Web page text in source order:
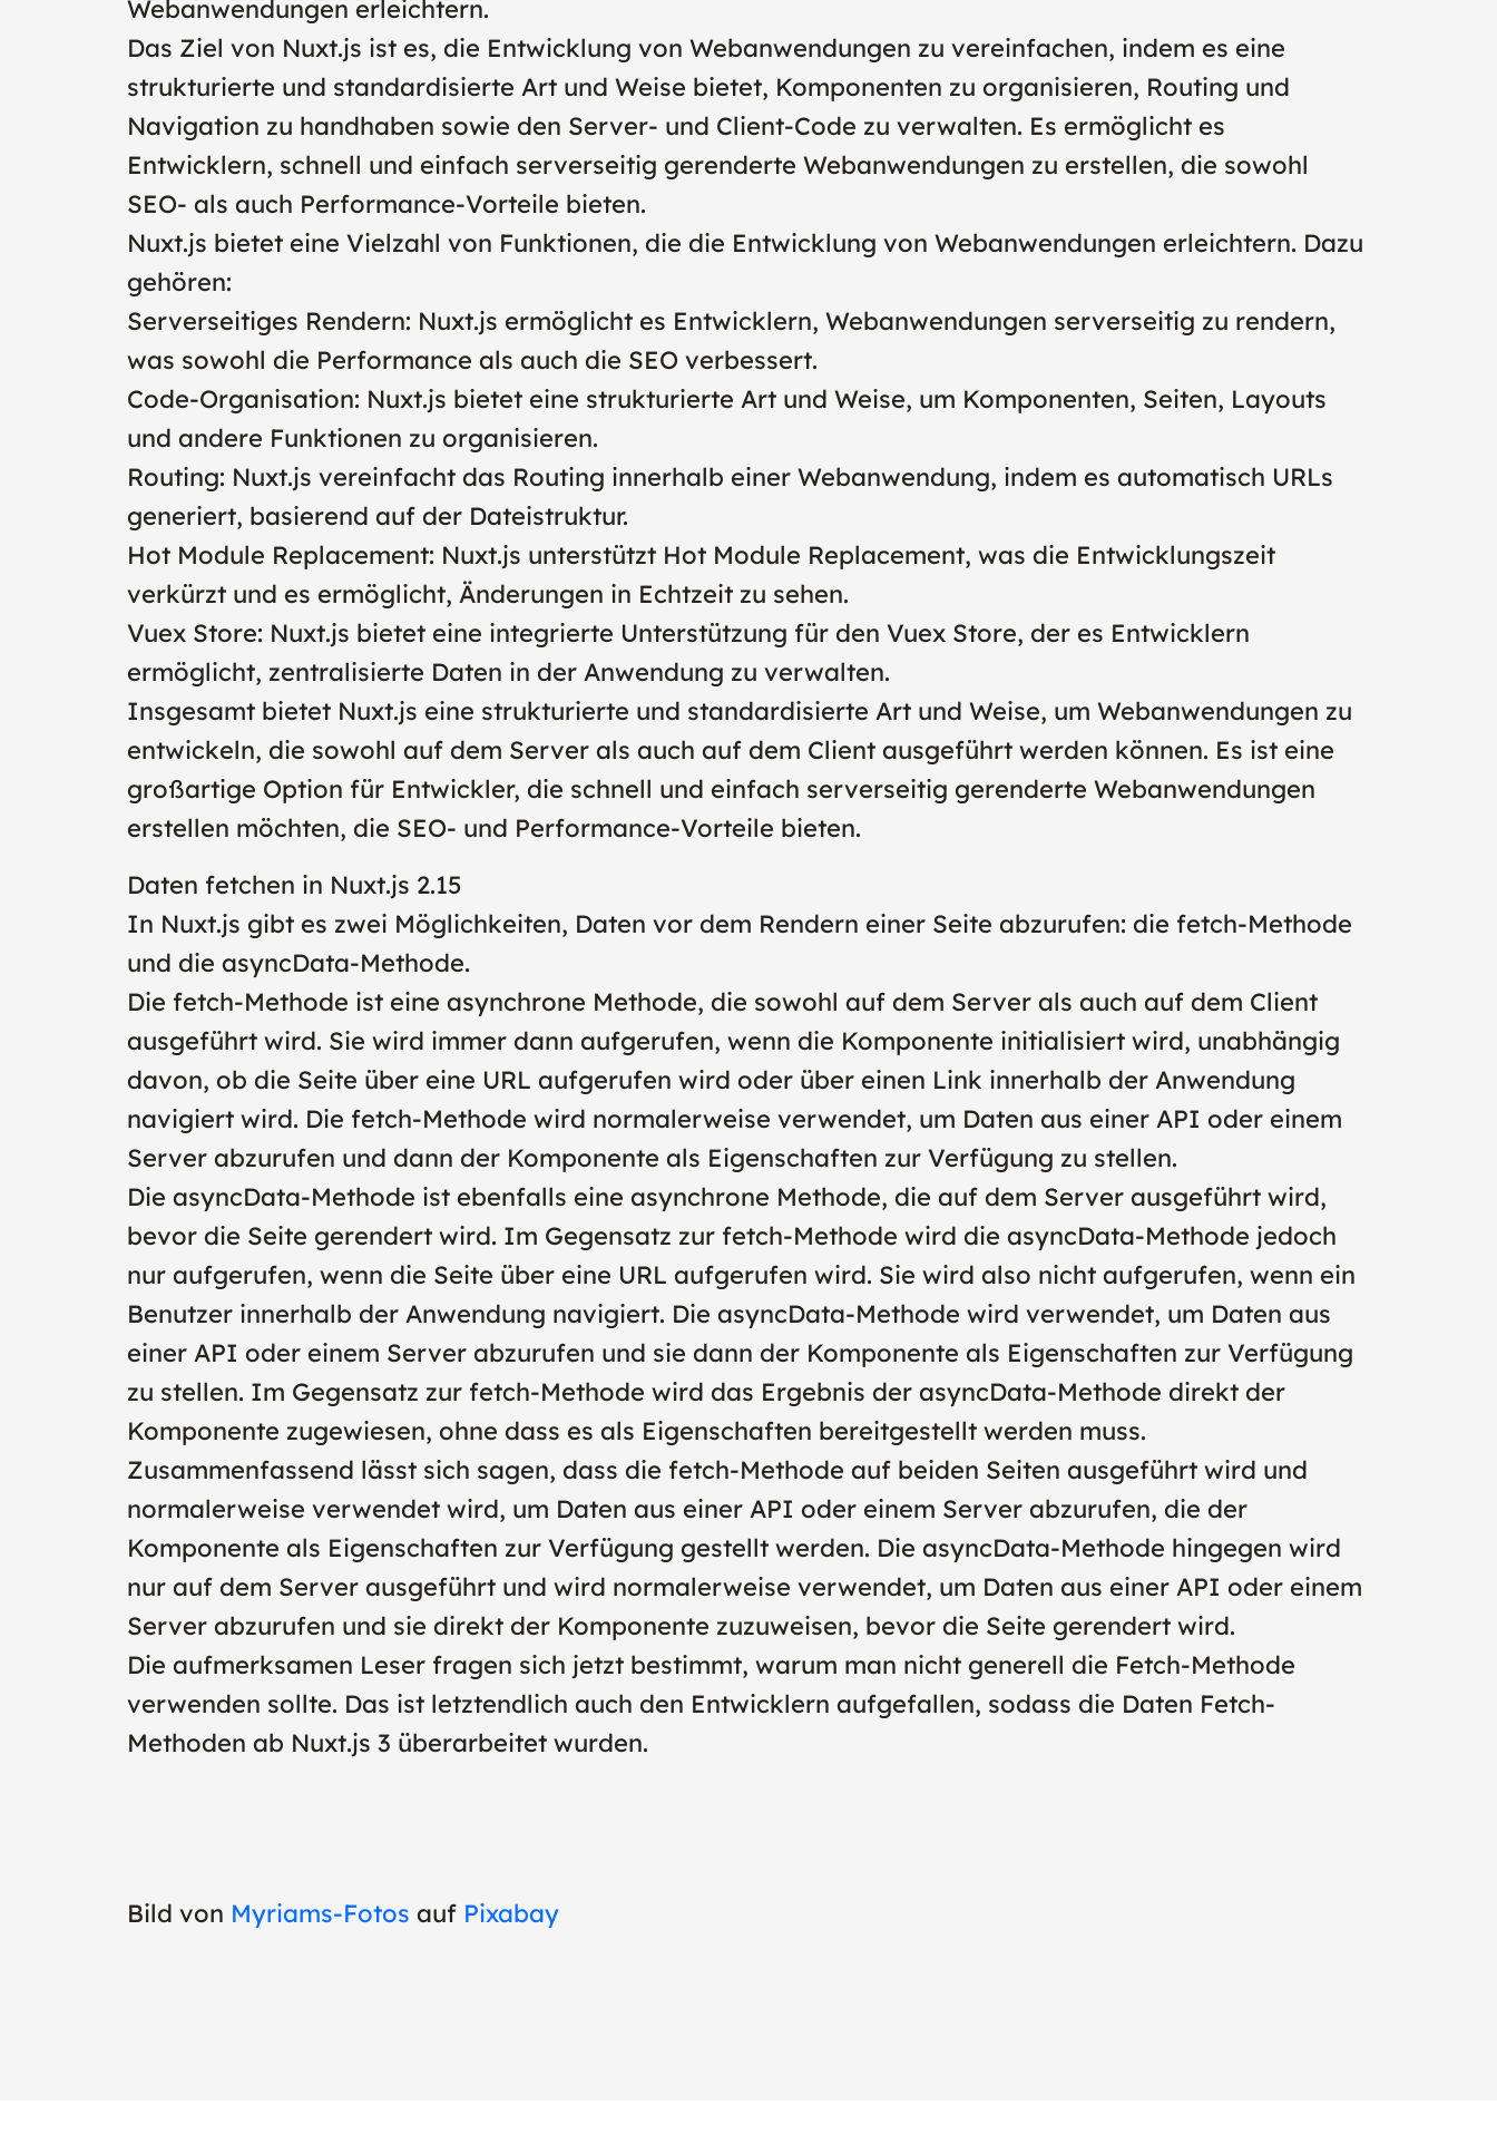
Webanwendungen erleichtern.
Das Ziel von Nuxt.js ist es, die Entwicklung von Webanwendungen zu vereinfachen, indem es eine
strukturierte und standardisierte Art und Weise bietet, Komponenten zu organisieren, Routing und
Navigation zu handhaben sowie den Server- und Client-Code zu verwalten. Es ermöglicht es
Entwicklern, schnell und einfach serverseitig gerenderte Webanwendungen zu erstellen, die sowohl
SEO- als auch Performance-Vorteile bieten.
Nuxt.js bietet eine Vielzahl von Funktionen, die die Entwicklung von Webanwendungen erleichtern. Dazu
gehören:
Serverseitiges Rendern: Nuxt.js ermöglicht es Entwicklern, Webanwendungen serverseitig zu rendern,
was sowohl die Performance als auch die SEO verbessert.
Code-Organisation: Nuxt.js bietet eine strukturierte Art und Weise, um Komponenten, Seiten, Layouts
und andere Funktionen zu organisieren.
Routing: Nuxt.js vereinfacht das Routing innerhalb einer Webanwendung, indem es automatisch URLs
generiert, basierend auf der Dateistruktur.
Hot Module Replacement: Nuxt.js unterstützt Hot Module Replacement, was die Entwicklungszeit
verkürzt und es ermöglicht, Änderungen in Echtzeit zu sehen.
Vuex Store: Nuxt.js bietet eine integrierte Unterstützung für den Vuex Store, der es Entwicklern
ermöglicht, zentralisierte Daten in der Anwendung zu verwalten.
Insgesamt bietet Nuxt.js eine strukturierte und standardisierte Art und Weise, um Webanwendungen zu
entwickeln, die sowohl auf dem Server als auch auf dem Client ausgeführt werden können. Es ist eine
großartige Option für Entwickler, die schnell und einfach serverseitig gerenderte Webanwendungen
erstellen möchten, die SEO- und Performance-Vorteile bieten.
Daten fetchen in Nuxt.js 2.15
In Nuxt.js gibt es zwei Möglichkeiten, Daten vor dem Rendern einer Seite abzurufen: die fetch-Methode
und die asyncData-Methode.
Die fetch-Methode ist eine asynchrone Methode, die sowohl auf dem Server als auch auf dem Client
ausgeführt wird. Sie wird immer dann aufgerufen, wenn die Komponente initialisiert wird, unabhängig
davon, ob die Seite über eine URL aufgerufen wird oder über einen Link innerhalb der Anwendung
navigiert wird. Die fetch-Methode wird normalerweise verwendet, um Daten aus einer API oder einem
Server abzurufen und dann der Komponente als Eigenschaften zur Verfügung zu stellen.
Die asyncData-Methode ist ebenfalls eine asynchrone Methode, die auf dem Server ausgeführt wird,
bevor die Seite gerendert wird. Im Gegensatz zur fetch-Methode wird die asyncData-Methode jedoch
nur aufgerufen, wenn die Seite über eine URL aufgerufen wird. Sie wird also nicht aufgerufen, wenn ein
Benutzer innerhalb der Anwendung navigiert. Die asyncData-Methode wird verwendet, um Daten aus
einer API oder einem Server abzurufen und sie dann der Komponente als Eigenschaften zur Verfügung
zu stellen. Im Gegensatz zur fetch-Methode wird das Ergebnis der asyncData-Methode direkt der
Komponente zugewiesen, ohne dass es als Eigenschaften bereitgestellt werden muss.
Zusammenfassend lässt sich sagen, dass die fetch-Methode auf beiden Seiten ausgeführt wird und
normalerweise verwendet wird, um Daten aus einer API oder einem Server abzurufen, die der
Komponente als Eigenschaften zur Verfügung gestellt werden. Die asyncData-Methode hingegen wird
nur auf dem Server ausgeführt und wird normalerweise verwendet, um Daten aus einer API oder einem
Server abzurufen und sie direkt der Komponente zuzuweisen, bevor die Seite gerendert wird.
Die aufmerksamen Leser fragen sich jetzt bestimmt, warum man nicht generell die Fetch-Methode
verwenden sollte. Das ist letztendlich auch den Entwicklern aufgefallen, sodass die Daten Fetch-
Methoden ab Nuxt.js 3 überarbeitet wurden.
Bild von Myriams-Fotos auf Pixabay